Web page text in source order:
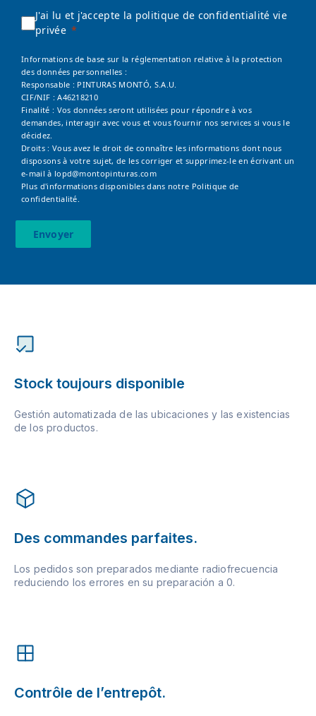
J'ai lu et j'accepte la politique de confidentialité vie
privée
Informations de base sur la réglementation relative à la protection
des données personnelles :
Responsable : PINTURAS MONTÓ, S.A.U.
CIF/NIF : A46218210
Finalité : Vos données seront utilisées pour répondre à vos
demandes, interagir avec vous et vous fournir nos services si vous le
décidez.
Droits : Vous avez le droit de connaître les informations dont nous
disposons à votre sujet, de les corriger et supprimez-le en écrivant un
e-mail à lopd@montopinturas.com
Plus d'informations disponibles dans notre Politique de
confidentialité.
Envoyer
Stock toujours disponible
Gestión automatizada de las ubicaciones y las existencias
de los productos.
Des commandes parfaites.
Los pedidos son preparados mediante radiofrecuencia
reduciendo los errores en su preparación a 0.
Contrôle de l’entrepôt.